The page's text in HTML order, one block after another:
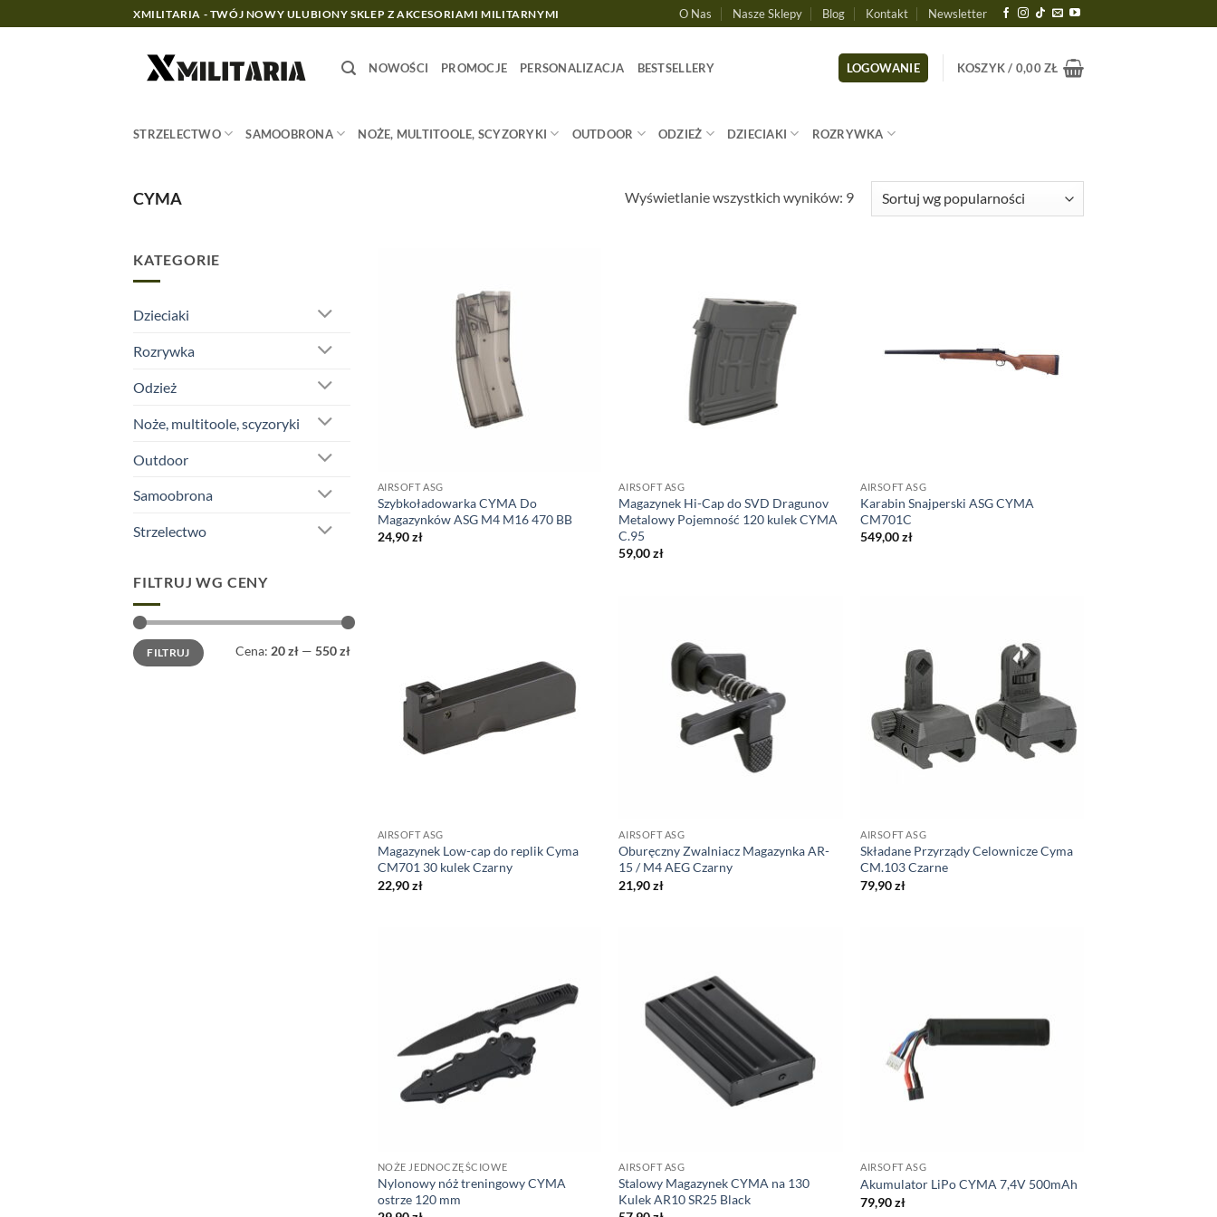
do
XMILITARIA - TWÓJ NOWY ULUBIONY SKLEP Z AKCESORIAMI MILITARNYMI O Nas Nasze Sklepy Blog Kontakt Newsletter
NOWOŚCI PROMOCJE PERSONALIZACJA BESTSELLERY LOGOWANIE KOSZYK / 0,00ZŁ
STRZELECTWO SAMOOBRONA NOŻE, MULTITOOLE, SCYZORYKI OUTDOOR ODZIEŻ DZIECIAKI ROZRYWKA
CYMA Wyświetlanie wszystkich wyników: 9Posortowane
według
KATEGORIE
Dzieciaki
Rozrywka
Odzież
Noże, multitoole, scyzoryki
Outdoor
Samoobrona
Strzelectwo
FILTRUJ WG CENY
Cena
min
Cena
maxFILTRUJ Cena: 20 zł — 550 zł
AIRSOFT ASG
Szybkoładowarka CYMA Do
Magazynków ASG M4 M16 470 BB
24,90zł
AIRSOFT ASG
Magazynek Hi-Cap do SVD Dragunov
Metalowy Pojemność 120 kulek CYMA
C.95
59,00zł
AIRSOFT ASG
Karabin Snajperski ASG CYMA
CM701C
549,00zł
AIRSOFT ASG
Magazynek Low-cap do replik Cyma
CM701 30 kulek Czarny
22,90zł
AIRSOFT ASG
Oburęczny Zwalniacz Magazynka AR-
15 / M4 AEG Czarny
21,90zł
AIRSOFT ASG
Składane Przyrządy Celownicze Cyma
CM.103 Czarne
79,90zł
NOŻE JEDNOCZĘŚCIOWE
Nylonowy nóż treningowy CYMA
ostrze 120 mm
AIRSOFT ASG
Stalowy Magazynek CYMA na 130
Kulek AR10 SR25 Black
AIRSOFT ASG
Akumulator LiPo CYMA 7,4V 500mAh
79,90zł